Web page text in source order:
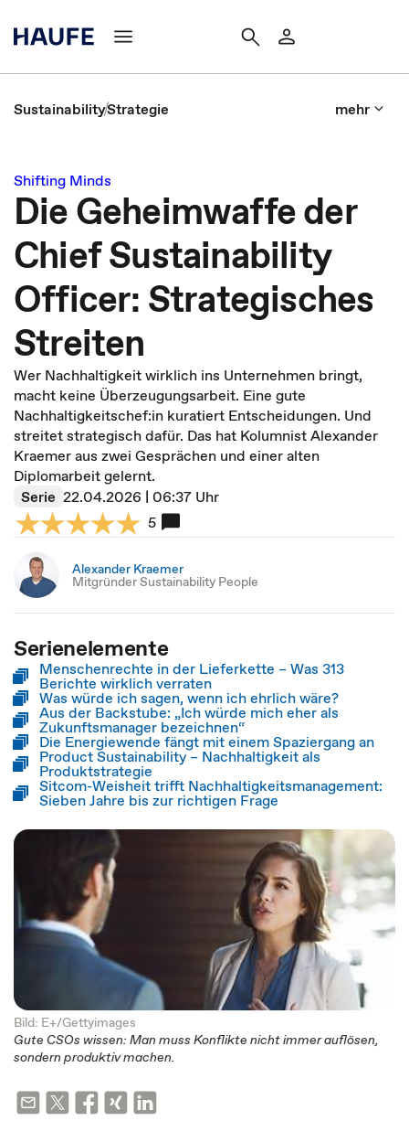
SustainabilityStrategie mehr
Shifting Minds
Die Geheimwaffe der
Chief Sustainability
Officer: Strategisches
Streiten
Wer Nachhaltigkeit wirklich ins Unternehmen bringt,
macht keine Überzeugungsarbeit. Eine gute
Nachhaltigkeitschef:in kuratiert Entscheidungen. Und
streitet strategisch dafür. Das hat Kolumnist Alexander
Kraemer aus zwei Gesprächen und einer alten
Diplomarbeit gelernt.
Serie 22.04.2026 | 06:37 Uhr
5
Alexander Kraemer
Mitgründer Sustainability People
Serienelemente
Menschenrechte in der Lieferkette – Was 313
Berichte wirklich verraten
Was würde ich sagen, wenn ich ehrlich wäre?
Aus der Backstube: „Ich würde mich eher als
Zukunftsmanager bezeichnen“
Die Energiewende fängt mit einem Spaziergang an
Product Sustainability – Nachhaltigkeit als
Produktstrategie
Sitcom-Weisheit trifft Nachhaltigkeitsmanagement:
Sieben Jahre bis zur richtigen Frage
Bild: E+/Gettyimages
Gute CSOs wissen: Man muss Konflikte nicht immer auflösen,
sondern produktiv machen.